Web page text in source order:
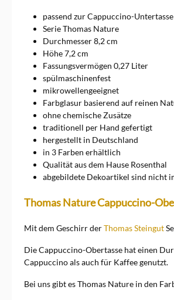
passend zur Cappuccino-Untertasse
Serie Thomas Nature
Durchmesser 8,2 cm
Höhe 7,2 cm
Fassungsvermögen 0,27 Liter
spülmaschinenfest
mikrowellengeeignet
Farbglasur basierend auf reinen
ohne chemische Zusätze
traditionell per Hand gefertigt
hergestellt in Deutschland
in 3 Farben erhältlich
Qualität aus dem Hause Rosenthal
abgebildete Dekoartikel sind nicht
Thomas Nature Cappuccino-
Mit dem Geschirr derThomas Steingut
Die Cappuccino-Obertasse hat einen
Cappuccino als auch für Kaffee genutzt.
Bei uns gibt es Thomas Nature in den